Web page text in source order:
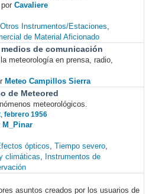
por Cavaliere
Otros Instrumentos/Estaciones
de Material Aficionado
de comunicación
meteorología en prensa, radio,
Meteo Campillos Sierra
de Meteored
meteorológicos.
, febrero 1956
M_Pinar
ópticos Tiempo severo
climáticas
Instrumentos de
asuntos creados por los usuarios de